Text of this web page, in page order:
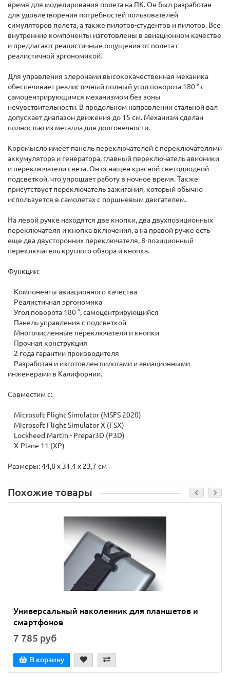
время для моделирования полета на ПК. Он был разработан
для удовлетворения потребностей пользователей
симуляторов полета, а также пилотов-студентов и пилотов. Все
внутренние компоненты изготовлены в авиационном качестве
и предлагают реалистичные ощущения от полета с
реалистичной эргономикой.
Для управления элеронами высококачественная механика
обеспечивает реалистичный полный угол поворота 180 ° с
самоцентрирующимся механизмом без зоны
нечувствительности. В продольном направлении стальной вал
допускает диапазон движения до 15 см. Механизм сделан
полностью из металла для долговечности.
Коромысло имеет панель переключателей с переключателями
аккумулятора и генератора, главный переключатель авионики
и переключатели света. Он оснащен красной светодиодной
подсветкой, что упрощает работу в ночное время. Также
присутствует переключатель зажигания, который обычно
используется в самолетах с поршневым двигателем.
На левой ручке находятся две кнопки, два двухпозиционных
переключателя и кнопка включения, а на правой ручке есть
еще два двусторонних переключателя, 8-позиционный
переключатель круглого обзора и кнопка.
Функции:
Компоненты авиационного качества
Реалистичная эргономика
Угол поворота 180 °, самоцентрирующийся
Панель управления с подсветкой
Многочисленные переключатели и кнопки
Прочная конструкция
2 года гарантии производителя
Разработан и изготовлен пилотами и авиационными
инженерами в Калифорнии.
Совместим с:
Microsoft Flight Simulator (MSFS 2020)
Microsoft Flight Simulator X (FSX)
Lockheed Martin - Prepar3D (P3D)
X-Plane 11 (XP)
Размеры: 44,8 x 31,4 x 23,7 см
Похожие товары
Универсальный наколенник для планшетов и
смартфонов
7 785 руб
В корзину